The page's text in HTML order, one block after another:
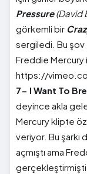
Pressure (David
görkemli bir
sergiledi. Bu şov
Freddie Mercury
https://
7- I Want To
deyince akla
Mercury klipte
veriyor. Bu şarkı
açmıştı ama
gerçekleştirmişti.